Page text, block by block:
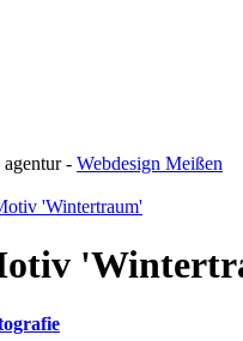
- Webdesign Meißen
'Wintertraum'